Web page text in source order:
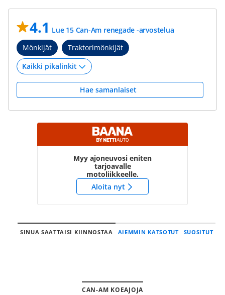
4.1 Lue 15 Can-Am renegade -arvostelua
Mönkijät
Traktorimönkijät
Hae samanlaiset
Myy ajoneuvosi eniten
tarjoavalle
motoliikkeelle.
Aloita nyt
SINUA SAATTAISI KIINNOSTAA AIEMMIN KATSOTUT SUOSITUT
CAN-AM KOEAJOJA